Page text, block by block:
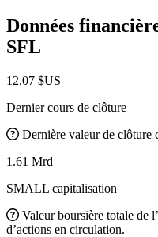
Données
SFL
12,07 $US
Dernier cours de clôture
Dernière valeur de clôture
1.61 Mrd
SMALL capitalisation
Valeur boursière totale de
d’actions en circulation.